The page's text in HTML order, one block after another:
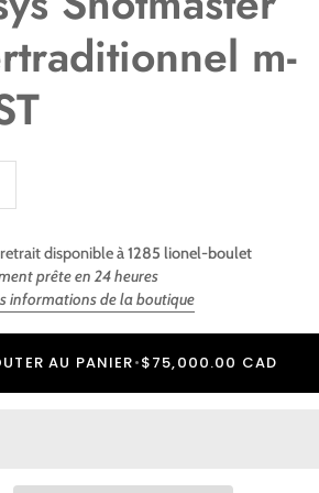
m-
disponible à1285 lionel-boulet
prête en 24 heures
informations de la boutique
AU PANIER•$75,000.00 CAD